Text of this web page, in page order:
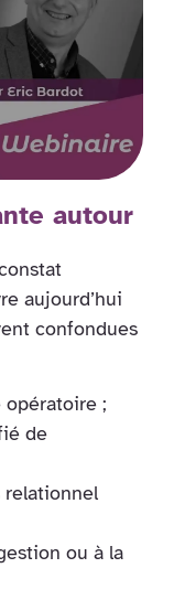
autour
aujourd’hui
confondues
opératoire ;
de
relationnel
ou à la